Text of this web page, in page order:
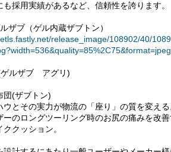
採用実績があるなど、信頼性を誇ります。
ザブ（ゲル内蔵ザブトン）
release_image/108902/40/
ルザブ アグリ)
団(ザブトン)
とその実力が物流の「座り」の質を変える
ーのロングツーリング時のお尻の痛みを改
クッション。